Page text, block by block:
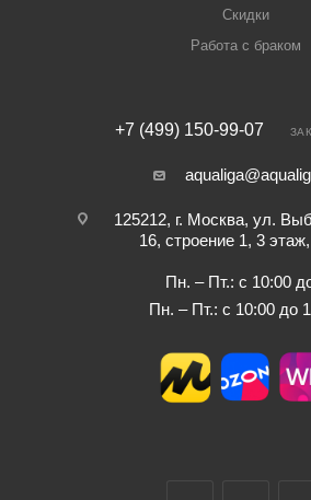
Скидки
Работа с браком
+7 (499) 150-99-07
125212, г. Москва, ул.
16, строение 1, 3
Пн. – Пт.: с 10:00
Пн. – Пт.: с 10:00 до